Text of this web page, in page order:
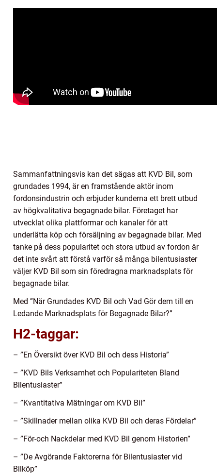
Sammanfattningsvis kan det sägas att KVD Bil, som
grundades 1994, är en framstående aktör inom
fordonsindustrin och erbjuder kunderna ett brett utbud
av högkvalitativa begagnade bilar. Företaget har
utvecklat olika plattformar och kanaler för att
underlätta köp och försäljning av begagnade bilar. Med
tanke på dess popularitet och stora utbud av fordon är
det inte svårt att förstå varför så många bilentusiaster
väljer KVD Bil som sin föredragna marknadsplats för
begagnade bilar.
Med ”När Grundades KVD Bil och Vad Gör dem till en
Ledande Marknadsplats för Begagnade Bilar?”
H2-taggar:
– ”En Översikt över KVD Bil och dess Historia”
– ”KVD Bils Verksamhet och Populariteten Bland
Bilentusiaster”
– ”Kvantitativa Mätningar om KVD Bil”
– ”Skillnader mellan olika KVD Bil och deras Fördelar”
– ”För-och Nackdelar med KVD Bil genom Historien”
– ”De Avgörande Faktorerna för Bilentusiaster vid
Bilköp”